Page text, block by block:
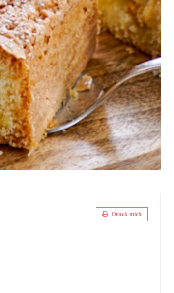
Druck mich